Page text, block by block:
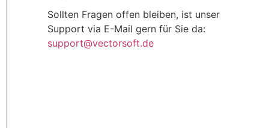
Sollten Fragen offen bleiben, ist unser
Support via E-Mail gern für Sie da:
support@vectorsoft.de